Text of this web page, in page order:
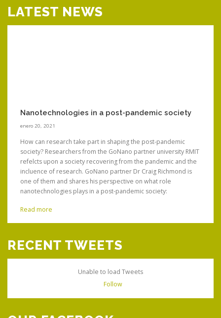
LATEST NEWS
Nanotechnologies in a post-pandemic society
enero 20, 2021
How can research take part in shaping the post-pandemic
society? Researchers from the GoNano partner university RMIT
refelcts upon a society recovering from the pandemic and the
incluence of research. GoNano partner Dr Craig Richmond is
one of them and shares his perspective on what role
nanotechnologies plays in a post-pandemic society:
Read more
RECENT TWEETS
Unable to load Tweets
Follow